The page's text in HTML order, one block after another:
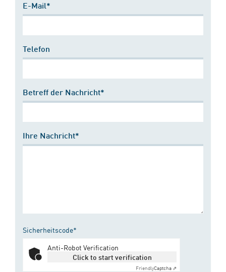
E-Mail*
Telefon
Betreff der Nachricht*
Ihre Nachricht*
Sicherheitscode*
Anti-Robot Verification
Click to start verification
FriendlyCaptcha ⇗